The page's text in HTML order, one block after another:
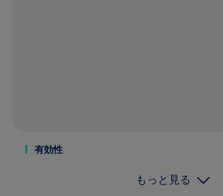
有効性
もっと見る